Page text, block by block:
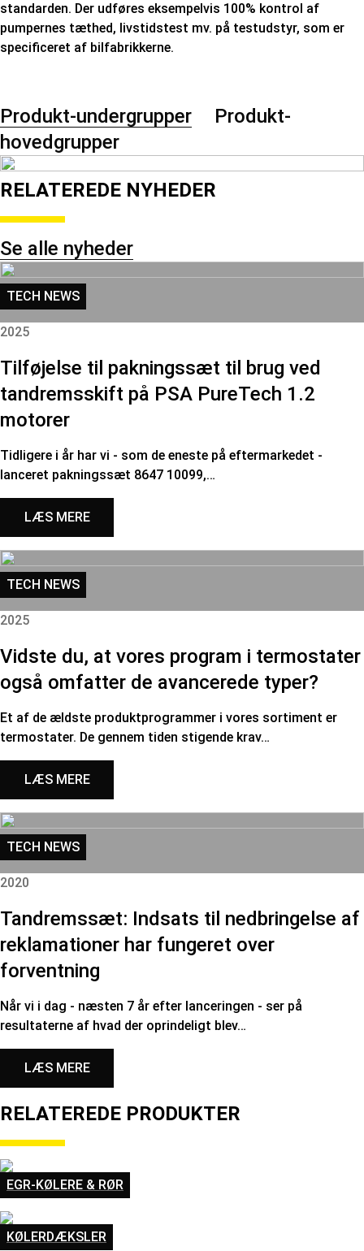
standarden. Der udføres eksempelvis 100% kontrol af
pumpernes tæthed, livstidstest mv. på testudstyr, som er
specificeret af bilfabrikkerne.
Produkt-undergrupper
Produkt-
hovedgrupper
RELATEREDE NYHEDER
Se alle nyheder
TECH NEWS
2025
Tilføjelse til pakningssæt til brug ved
tandremsskift på PSA PureTech 1.2
motorer
Tidligere i år har vi - som de eneste på eftermarkedet -
lanceret pakningssæt 8647 10099,…
LÆS MERE
TECH NEWS
2025
Vidste du, at vores program i termostater
også omfatter de avancerede typer?
Et af de ældste produktprogrammer i vores sortiment er
termostater. De gennem tiden stigende krav…
LÆS MERE
TECH NEWS
2020
Tandremssæt: Indsats til nedbringelse af
reklamationer har fungeret over
forventning
Når vi i dag - næsten 7 år efter lanceringen - ser på
resultaterne af hvad der oprindeligt blev…
LÆS MERE
RELATEREDE PRODUKTER
EGR-KØLERE & RØR
KØLERDÆKSLER